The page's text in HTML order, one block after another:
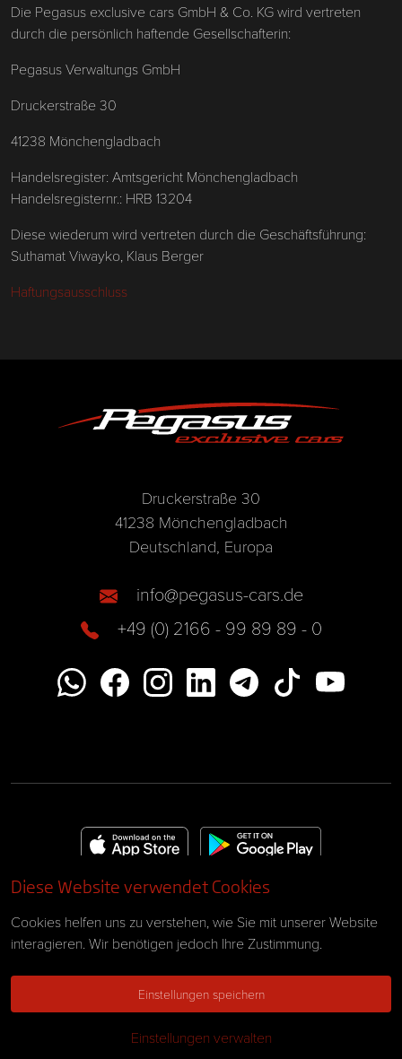
Diese Website verwendet Cookies
Cookies helfen uns zu verstehen, wie Sie mit unserer Website
interagieren. Wir benötigen jedoch Ihre Zustimmung.
Einstellungen speichern
Einstellungen verwalten
Die Pegasus exclusive cars GmbH & Co. KG wird vertreten
durch die persönlich haftende Gesellschafterin:
Pegasus Verwaltungs GmbH
Druckerstraße 30
41238 Mönchengladbach
Handelsregister: Amtsgericht Mönchengladbach
Handelsregisternr.: HRB 13204
Diese wiederum wird vertreten durch die Geschäftsführung:
Suthamat Viwayko, Klaus Berger
Haftungsausschluss
Druckerstraße 30
41238 Mönchengladbach
Deutschland, Europa
info@pegasus-cars.de
+49 (0) 2166 - 99 89 89 - 0
Impressum
AGB
Datenschutz
© 2026 Pegasus exclusive cars